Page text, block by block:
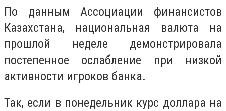
По данным Ассоциации финансистов
Казахстана, национальная валюта на
прошлой неделе демонстрировала
постепенное ослабление при низкой
активности игроков банка.
Так, если в понедельник курс доллара на